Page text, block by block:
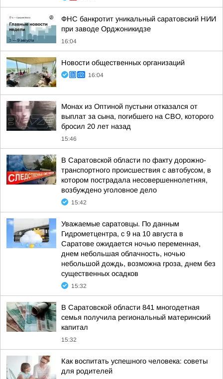
ФНС банкротит уникальный саратовский НИИ
при заводе Орджоникидзе
16:04
Новости общественных организаций
16:04
Монах из Оптиной пустыни отказался от
выплат за сына, погибшего на СВО, которого
бросил 20 лет назад
15:46
В Саратовской области по факту дорожно-
транспортного происшествия с автобусом, в
котором пострадала несовершеннолетняя,
возбуждено уголовное дело
15:42
Уважаемые саратовцы. По данным
Гидрометцентра, с 9 на 10 августа в
Саратове ожидается ночью переменная,
днем небольшая облачность, ночью
небольшой дождь, возможна гроза, днем без
существенных осадков
15:32
В Саратовской области 841 многодетная
семья получила региональный материнский
капитал
15:32
Как воспитать успешного человека: советы
для родителей